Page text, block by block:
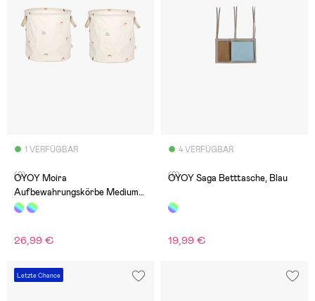
1 VERFÜGBAR
(0)
OYOY Moira
Aufbewahrungskörbe Medium
2er-Pack
26,99 €
4 VERFÜGBAR
(0)
OYOY Saga Betttasche, Blau
19,99 €
Letzte Chance